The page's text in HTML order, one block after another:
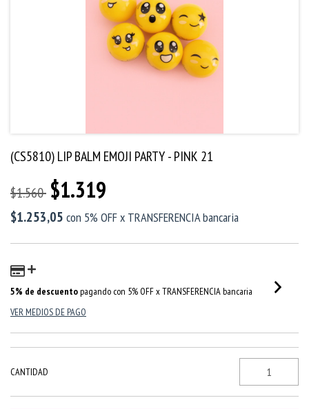
(CS5810) LIP BALM EMOJI PARTY - PINK 21
$1.560 $1.319
$1.253,05 con 5% OFF x TRANSFERENCIA bancaria
5% de descuentopagando con 5% OFF x TRANSFERENCIA bancaria
VER MEDIOS DE PAGO
CANTIDAD